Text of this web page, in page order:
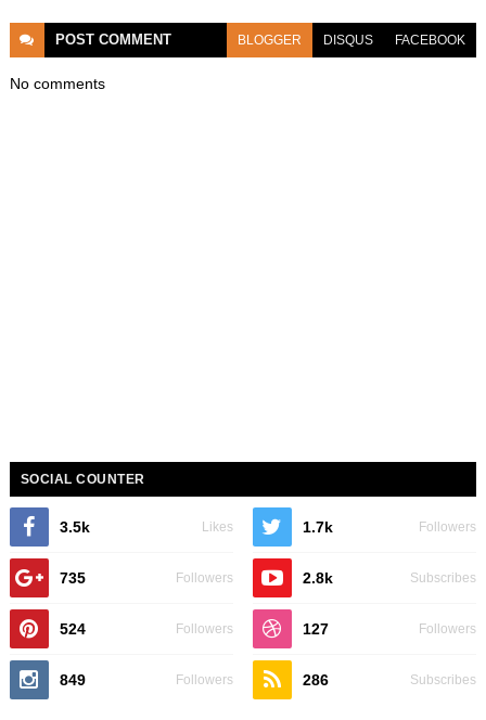
POST COMMENT BLOGGER DISQUS FACEBOOK
No comments
SOCIAL COUNTER
3.5k Likes 1.7k Followers
735 Followers 2.8k Subscribes
524 Followers 127 Followers
849 Followers 286 Subscribes